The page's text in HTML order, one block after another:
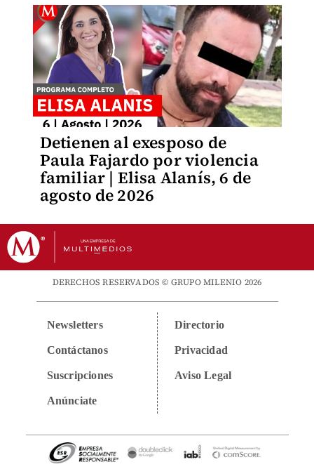
Detienen al exesposo de
Paula Fajardo por violencia
familiar | Elisa Alanís, 6 de
agosto de 2026
DERECHOS RESERVADOS © GRUPO MILENIO 2026
Newsletters
Contáctanos
Suscripciones
Anúnciate
Directorio
Privacidad
Aviso Legal